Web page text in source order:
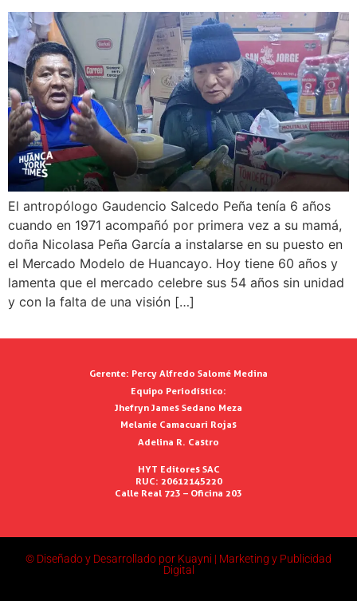
El antropólogo Gaudencio Salcedo Peña tenía 6 años
cuando en 1971 acompañó por primera vez a su mamá,
doña Nicolasa Peña García a instalarse en su puesto en
el Mercado Modelo de Huancayo. Hoy tiene 60 años y
lamenta que el mercado celebre sus 54 años sin unidad
y con la falta de una visión […]
Gerente: Percy Alfredo Salomé Medina
Equipo Periodístico:
Jhefryn James Sedano Meza
Melanie Camacuari Rojas
Adelina R. Castro
HYT Editores SAC
RUC: 20612145220
Calle Real 723 – Oficina 203
© Diseñado y Desarrollado por Kuayni | Marketing y Publicidad
Digital